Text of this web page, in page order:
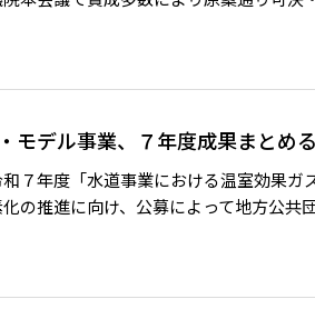
デル事業、７年度成果まとめる
７年度「水道事業における温室効果ガ
の推進に向け、公募によって地方公共